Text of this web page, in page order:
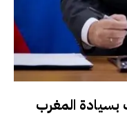
بسيادة المغرب